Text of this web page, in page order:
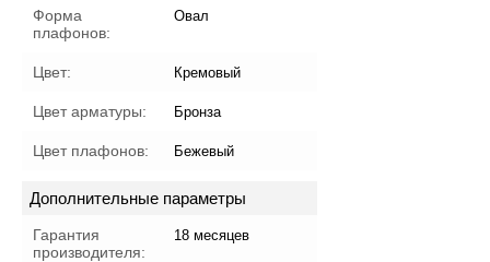
Форма
плафонов:
Овал
Цвет: Кремовый
Цвет арматуры: Бронза
Цвет плафонов: Бежевый
Дополнительные параметры
Гарантия
производителя:
18 месяцев